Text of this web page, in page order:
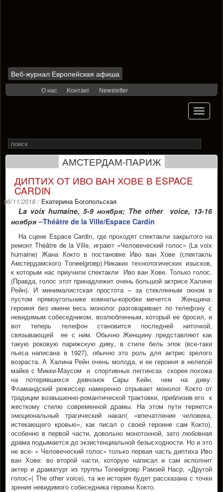
Веб-журнал Европейская афиша
О нас Kонтакт Newsletter
Toggle
Search
for
АМСТЕРДАМ-ПАРИЖ
ДИПТИХ ОТ ИВО ВАН ХОВЕ В ESPACE
CARDIN
06/11/2018 / Екатерина Богопольская
La voix humaine, 5-9 ноября; The other voice, 13-16
ноября –Théâtre de la Ville/Espace Cardin
На сцене Espace Cardin, где проходят спектакли закрытого на
ремонт Théâtre de la Ville, играют «Человеческий голос» (La voix
humaine) Жана Кокто в постановке Иво ван Хове (спектакль
Амстердамского Тoneelgroep).Никаких технологических изысков,
к которым нас приучили спектакли Иво ван Хове. Только голос.
(Правда, голос этот принадлежит очень большой актрисе Халине
Рейн). И минималистская простота – за стеклянным окном в
пустом прямоугольнике комнаты-коробки мечется Женщина:
героиня без имени весь монолог разговаривает по телефону с
невидимым собеседником, возлюбленным, который ее бросил, и
вот теперь телефон становится последней ниточкой,
связывающей ее с ним. Обычно Женщину представляют как
такую роковую парижскую диву, в стиле бель эпок (все-таки
пьеса написана в 1927), обычно это роль для актрис зрелого
возраста. А Халина Рейн очень молода, и ее героиня в нелепой
майке с Микки-Маусом и спортивных леггинсах скорее похожа
на потерявшихся девчонок Сары Кейн, чем на диву.
Фламандский режиссер намеренно отрывает монолог Кокто от
традиции возвышенно-романтической трактовки, приблизив его к
жесткому стилю современной драмы. На этом пути теряется
эмоциональный трагический накал( «впечатление человека,
истекающего кровью», как писал о своей героине сам Кокто),
особенно в первой части, довольно монотонной, зато любовная
драма подымается до экзистенциальной безысходности. Но и это
не все- « Человеческий голос» только первая часть диптиха Иво
ван Хове: во второй части, которую написал и сам исполнит
актер и драматург из труппы Toneelgroep Рамзей Наср, «Другой
голос»( The other voice), та же история будет рассказана с точки
зрения невидимого собеседника героини Кокто.